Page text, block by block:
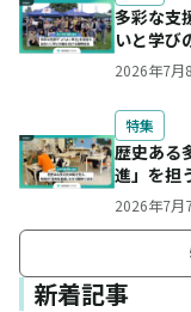
多彩な支
いと学び
2026年7月
特集
歴史ある
進」を担
2026年7月
新着記事